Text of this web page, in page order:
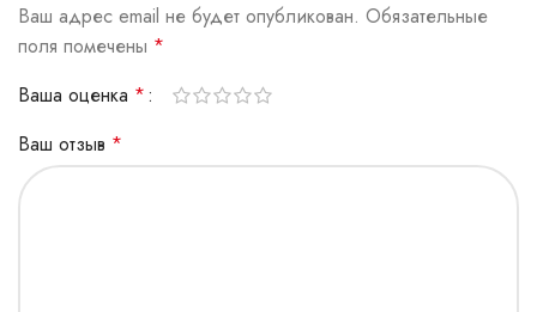
Ваш адрес email не будет опубликован. Обязательные
поля помечены *
Ваша оценка *
Ваш отзыв *